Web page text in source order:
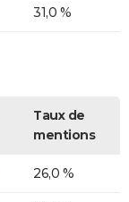
31,0 %
Taux de
mentions
26,0 %